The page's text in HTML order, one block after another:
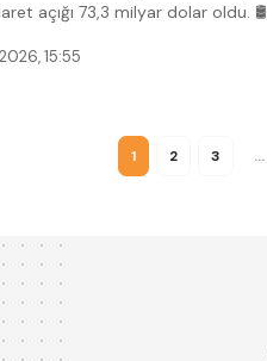
açığı 73,3 milyar dolar oldu. 🛢️
15:55
1 2 3 …